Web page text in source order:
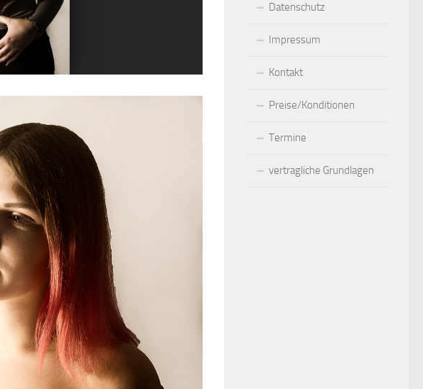
Datenschutz
Impressum
Kontakt
Preise/Konditionen
Termine
vertragliche Grundlagen